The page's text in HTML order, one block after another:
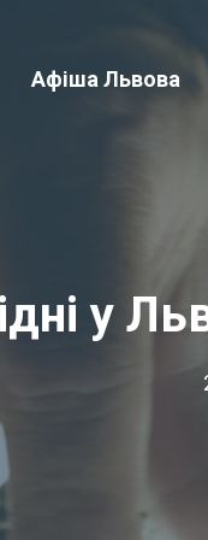
Афіша Львова
у